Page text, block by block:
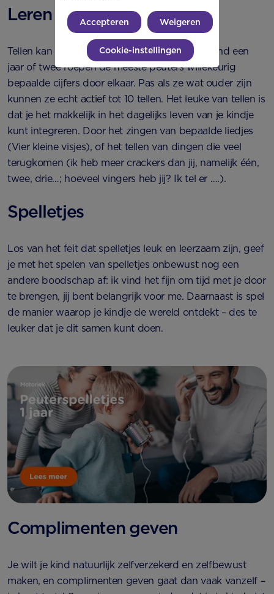
Leren tellen
Tellen kan een leuk spel zijn voor kinderen. Rond een
jaar of twee roepen de meeste peuters willekeurig
bepaalde cijfers door elkaar. Pas als ze wat ouder zijn
kunnen ze echt actief tot 10 tellen. Het leuke van tellen is
dat je het makkelijk in het dagelijks leven van je kindje
kunt integreren. Door het zingen van bepaalde liedjes
(Vier kleine visjes), of het tellen van dingen die veel
terugkomen (ik heb meer crackers dan jij, namelijk één,
twee, drie…; hoeveel vingers heb jij? Ik tel er ….).
Spelletjes
Los van het feit dat spelletjes leuk en leerzaam zijn, geef
je met het spelen van spelletjes onbewust nog een
andere boodschap af: ik vind het fijn om tijd met je door
te brengen, jij bent belangrijk voor me. Daarnaast is spel
de manier waarop je kindje de wereld ontdekt – des te
leuker dat je dit samen kunt doen.
Complimenten geven
Je wilt je kind natuurlijk zelfverzekerd en zelfbewust
maken, en complimenten geven gaat dan vaak vanzelf –
Accepteren Weigeren
Cookie-instellingen